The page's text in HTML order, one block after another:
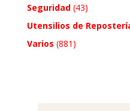
Seguridad (43)
Utensilios de
Varios (881)